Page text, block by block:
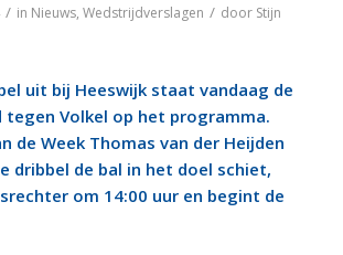
/ in Nieuws, Wedstrijdverslagen / door Stijn
uit bij Heeswijk staat vandaag de
Volkel op het programma.
de Week Thomas van der Heijden
dribbel de bal in het doel schiet,
om 14:00 uur en begint de